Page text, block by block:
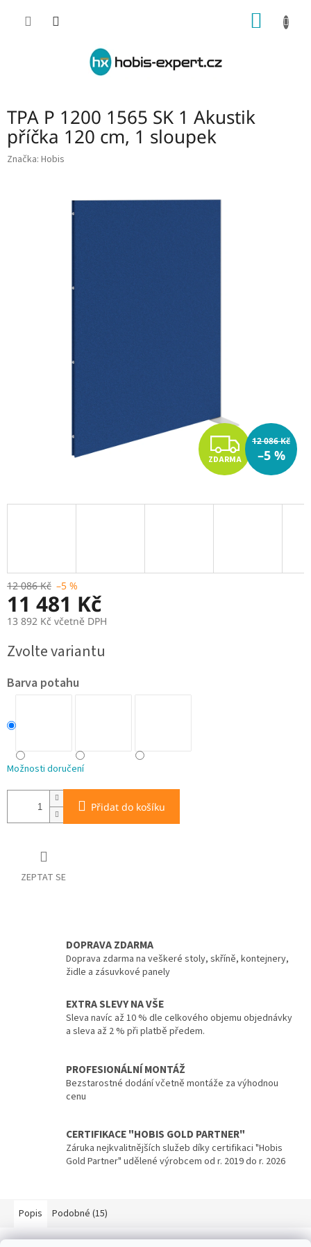
TPA P 1200 1565 SK 1 Akustik
příčka 120 cm, 1 sloupek
Značka: Hobis
Z
D
A
ZDARMA
12 086 Kč
–5 %
12 086 Kč –5 %
11 481 Kč
13 892 Kč včetně DPH
cena:
Zvolte variantu
Barva potahu
Možnosti doručení
Přidat do košíku
ZEPTAT SE
DOPRAVA ZDARMA
Doprava zdarma na veškeré stoly, skříně, kontejnery,
židle a zásuvkové panely
EXTRA SLEVY NA VŠE
Sleva navíc až 10 % dle celkového objemu objednávky
a sleva až 2 % při platbě předem.
PROFESIONÁLNÍ MONTÁŽ
Bezstarostné dodání včetně montáže za výhodnou
cenu
CERTIFIKACE "HOBIS GOLD PARTNER"
Záruka nejkvalitnějších služeb díky certifikaci "Hobis
Gold Partner" udělené výrobcem od r. 2019 do r. 2026
Popis Podobné (15)